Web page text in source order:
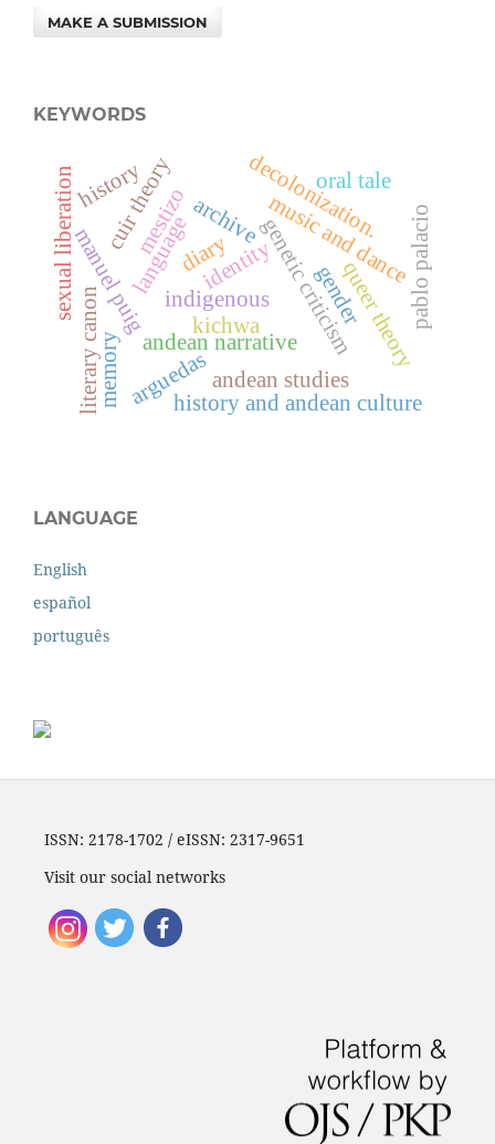
MAKE A SUBMISSION
KEYWORDS
language
kichwa
indigenous
mestizo
identity
manuel puig genetic criticism
archive
sexual liberation gender
andean narrative
arguedas
music and dance
history and andean culture
decolonization.
pablo palacio
literary canon andean studies
cuir theory
queer theory
oral tale
diary
memory
history
LANGUAGE
English
español
português
ISSN: 2178-1702 / eISSN: 2317-9651
Visit our social networks